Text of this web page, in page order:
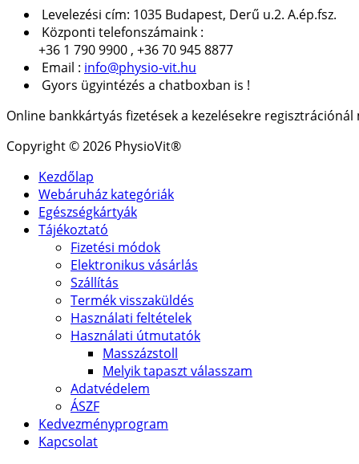
Levelezési cím: 1035 Budapest, Derű u.2. A.ép.fsz.
Központi telefonszámaink :
+36 1 790 9900 , +36 70 945 8877
Email : info@physio-vit.hu
Gyors ügyintézés a chatboxban is !
Online bankkártyás fizetések a kezelésekre
Copyright © 2026 PhysioVit®
Kezdőlap
Webáruház kategóriák
Egészségkártyák
Tájékoztató
Fizetési módok
Elektronikus vásárlás
Szállítás
Termék visszaküldés
Használati feltételek
Használati útmutatók
Masszázstoll
Melyik tapaszt válasszam
Adatvédelem
ÁSZF
Kedvezményprogram
Kapcsolat